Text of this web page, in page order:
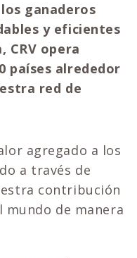
ganaderos
y eficientes
CRV opera
países alrededor
red de
agregado a los
a través de
contribución
de manera